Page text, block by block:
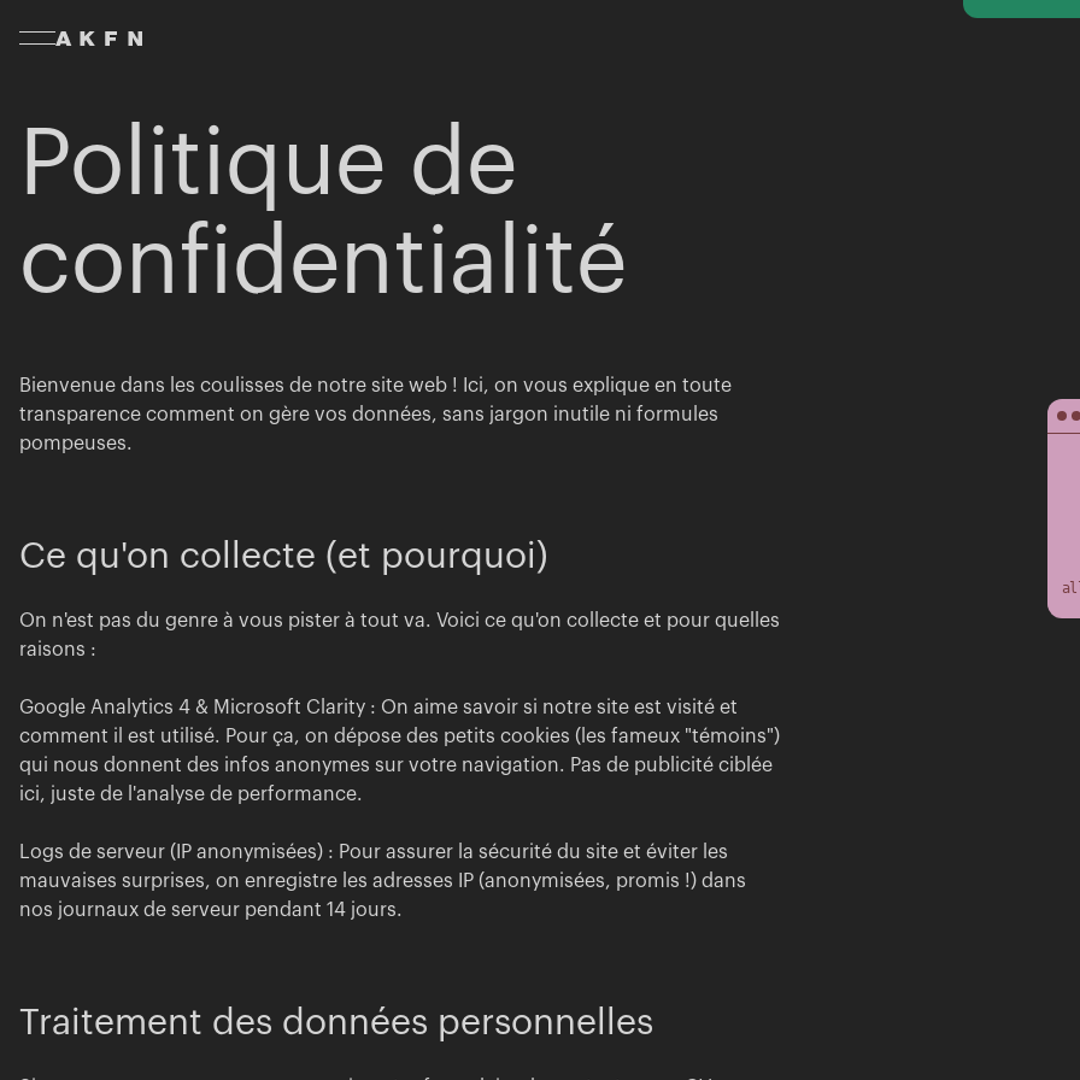
Politique de
confidentialité
Bienvenue dans les coulisses de notre site web ! Ici, on vous explique en toute
transparence comment on gère vos données, sans jargon inutile ni formules
pompeuses.
Ce qu'on collecte (et pourquoi)
On n'est pas du genre à vous pister à tout va. Voici ce qu'on collecte et pour quelles
raisons :
Google Analytics 4 & Microsoft Clarity : On aime savoir si notre site est visité et
comment il est utilisé. Pour ça, on dépose des petits cookies (les fameux "témoins")
qui nous donnent des infos anonymes sur votre navigation. Pas de publicité ciblée
ici, juste de l'analyse de performance.
Logs de serveur (IP anonymisées) : Pour assurer la sécurité du site et éviter les
mauvaises surprises, on enregistre les adresses IP (anonymisées, promis !) dans
nos journaux de serveur pendant 14 jours.
Traitement des données personnelles